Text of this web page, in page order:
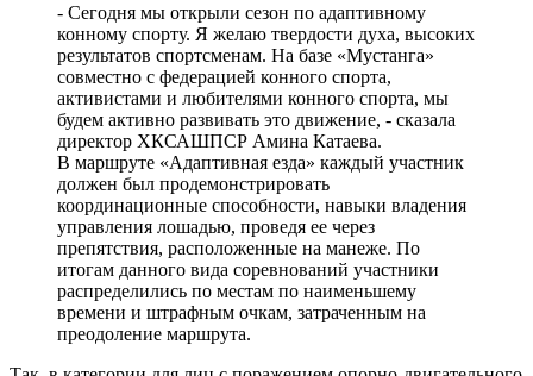
- Сегодня мы открыли сезон по адаптивному
конному спорту. Я желаю твердости духа, высоких
результатов спортсменам. На базе «Мустанга»
совместно с федерацией конного спорта,
активистами и любителями конного спорта, мы
будем активно развивать это движение, - сказала
директор ХКСАШПСР Амина Катаева.
В маршруте «Адаптивная езда» каждый участник
должен был продемонстрировать
координационные способности, навыки владения
управления лошадью, проведя ее через
препятствия, расположенные на манеже. По
итогам данного вида соревнований участники
распределились по местам по наименьшему
времени и штрафным очкам, затраченным на
преодоление маршрута.